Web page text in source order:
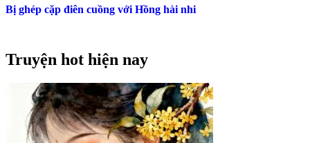
Bị ghép cặp điên cuồng với Hồng hài nhi
Truyện hot hiện nay